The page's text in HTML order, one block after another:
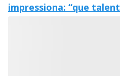
impressiona: “que